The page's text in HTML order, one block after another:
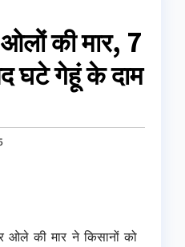
की मार, 7
घटे गेहूं के दाम
ओले की मार ने किसानों को